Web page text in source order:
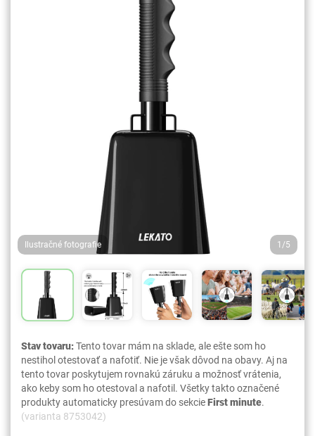
Ilustračné fotografie 1/5
Stav tovaru:Tento tovar mám na sklade, ale ešte som ho
nestihol otestovať a nafotiť. Nie je však dôvod na obavy. Aj na
tento tovar poskytujem rovnakú záruku a možnosť vrátenia,
ako keby som ho otestoval a nafotil. Všetky takto označené
produkty automaticky presúvam do sekcieFirst minute.
(varianta 8753042)